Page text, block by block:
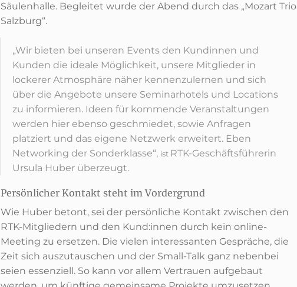
Säulenhalle. Begleitet wurde der Abend durch das „Mozart Trio
Salzburg“.
„Wir bieten bei unseren Events den Kundinnen und
Kunden die ideale Möglichkeit, unsere Mitglieder in
lockerer Atmosphäre näher kennenzulernen und sich
über die Angebote unsere Seminarhotels und Locations
zu informieren. Ideen für kommende Veranstaltungen
werden hier ebenso geschmiedet, sowie Anfragen
platziert und das eigene Netzwerk erweitert. Eben
Networking der Sonderklasse“, ist RTK-Geschäftsführerin
Ursula Huber überzeugt.
Persönlicher Kontakt steht im Vordergrund
Wie Huber betont, sei der persönliche Kontakt zwischen den
RTK-Mitgliedern und den Kund:innen durch kein online-
Meeting zu ersetzen. Die vielen interessanten Gespräche, die
Zeit sich auszutauschen und der Small-Talk ganz nebenbei
seien essenziell. So kann vor allem Vertrauen aufgebaut